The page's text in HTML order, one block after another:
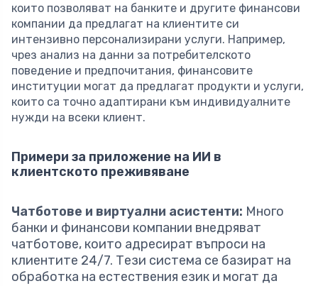
които позволяват на банките и другите финансови
компании да предлагат на клиентите си
интензивно персонализирани услуги. Например,
чрез анализ на данни за потребителското
поведение и предпочитания, финансовите
институции могат да предлагат продукти и услуги,
които са точно адаптирани към индивидуалните
нужди на всеки клиент.
Примери за приложение на ИИ в
клиентското преживяване
Чатботове и виртуални асистенти: Много
банки и финансови компании внедряват
чатботове, които адресират въпроси на
клиентите 24/7. Тези система се базират на
обработка на естествения език и могат да